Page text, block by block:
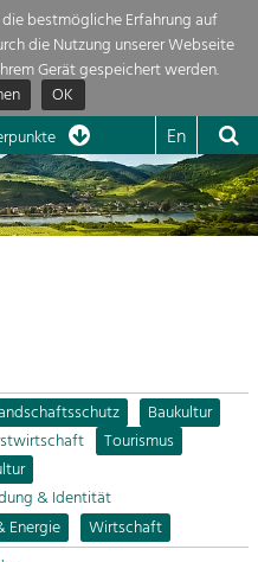
bestmögliche Erfahrung auf
die Nutzung unserer Webseite
Gerät gespeichert werden.
OK
Klima
En



ist sehr vielfältig. Deshalb
Für mehr Informationen
Projekte in diesem Kontext
Baukultur
Tourismus
& Identität
Energie
Wirtschaft